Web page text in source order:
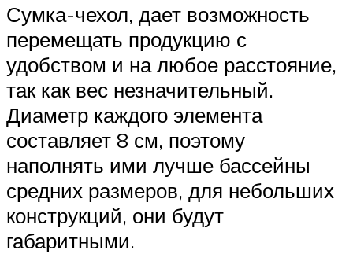
Сумка-чехол, дает возможность
перемещать продукцию с
удобством и на любое расстояние,
так как вес незначительный.
Диаметр каждого элемента
составляет 8 см, поэтому
наполнять ими лучше бассейны
средних размеров, для небольших
конструкций, они будут
габаритными.